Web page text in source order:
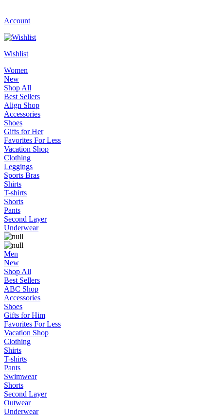
Account
Wishlist
Women
New
Shop All
Best Sellers
Align Shop
Accessories
Shoes
Gifts for Her
Favorites For Less
Vacation Shop
Clothing
Leggings
Sports Bras
Shirts
T-shirts
Shorts
Pants
Second Layer
Underwear
Men
New
Shop All
Best Sellers
ABC Shop
Accessories
Shoes
Gifts for Him
Favorites For Less
Vacation Shop
Clothing
Shirts
T-shirts
Pants
Swimwear
Shorts
Second Layer
Outwear
Underwear